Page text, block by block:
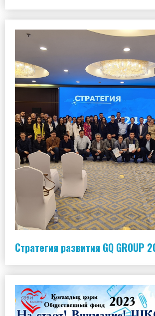
Стратегия развития GQ GROUP